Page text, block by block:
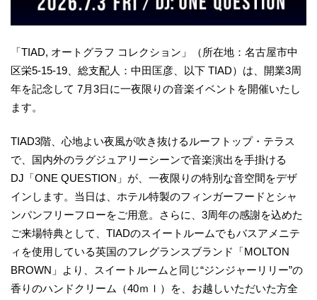
「TIAD, オートグラフ コレクション」（所在地：名古屋市中
区栄5-15-19、総支配人：中田匡彦、以下 TIAD）は、開業3周
年を記念して 7月3日に一夜限りの音楽イベントを開催いたし
ます。
TIAD3階、心地よい夜風が吹き抜けるルーフトップ・テラス
で、国内外のラグジュアリーシーンで音楽演出を手掛ける
DJ「ONE QUESTION」が、一夜限りの特別な音空間をデザ
インします。当日は、ホテル特製のフィンガーフードとシャ
ンパンフリーフローをご用意。さらに、3周年の感謝を込めた
ご来場特典として、TIADのスイートルームでもバスアメニテ
ィを使用している英国のフレグランスブランド「MOLTON
BROWN」より、スイートルームと同じ“ジンジャーリリー”の
香りのハンドクリーム（40ｍｌ）を、お越しいただいた方全